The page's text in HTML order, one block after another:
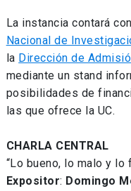
La instancia contará
Nacional de
la Dirección de
mediante un stand
posibilidades de
las que ofrece la UC.
CHARLA CENTRAL
“Lo bueno, lo malo y
Expositor: Domingo